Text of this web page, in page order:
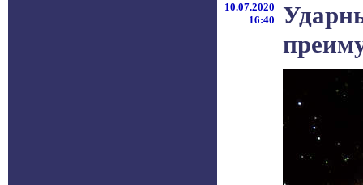
10.07.2020
16:40